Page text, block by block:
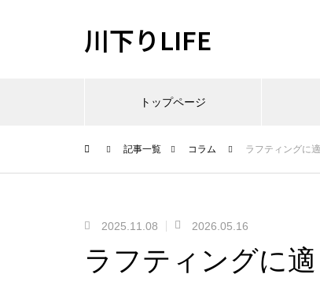
川下りLIFE
トップページ
記事一覧 コラム ラフティングに
2025.11.08 2026.05.16
ラフティングに